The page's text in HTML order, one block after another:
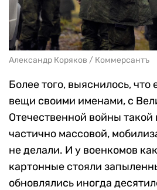
Александр Коряков / Коммерсантъ
Более того, выяснилось, что
вещи своими именами, с
Отечественной войны такой
частично массовой,
не делали. И у военкомов
картонные стояли
обновлялись иногда